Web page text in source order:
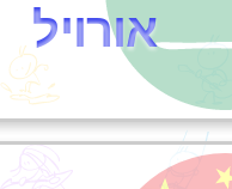
אורויל